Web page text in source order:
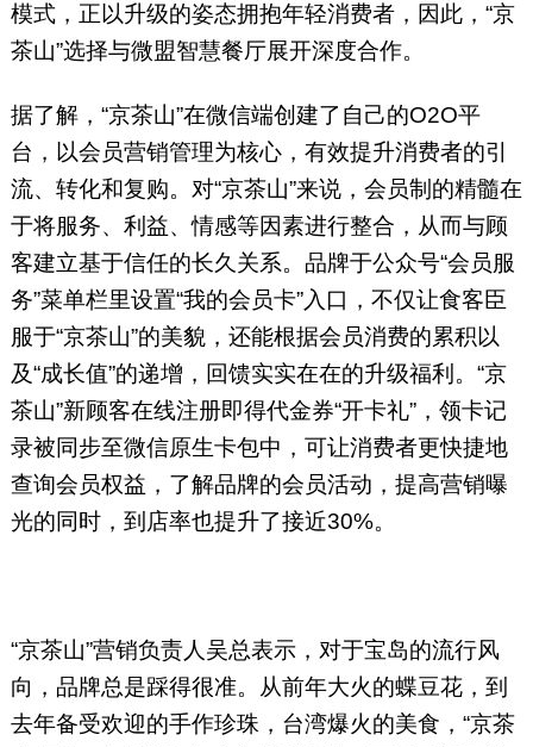
模式，正以升级的姿态拥抱年轻消费者，因此，“京
茶山”选择与微盟智慧餐厅展开深度合作。
据了解，“京茶山”在微信端创建了自己的O2O平
台，以会员营销管理为核心，有效提升消费者的引
流、转化和复购。对“京茶山”来说，会员制的精髓在
于将服务、利益、情感等因素进行整合，从而与顾
客建立基于信任的长久关系。品牌于公众号“会员服
务”菜单栏里设置“我的会员卡”入口，不仅让食客臣
服于“京茶山”的美貌，还能根据会员消费的累积以
及“成长值”的递增，回馈实实在在的升级福利。“京
茶山”新顾客在线注册即得代金券“开卡礼”，领卡记
录被同步至微信原生卡包中，可让消费者更快捷地
查询会员权益，了解品牌的会员活动，提高营销曝
光的同时，到店率也提升了接近30%。
“京茶山”营销负责人吴总表示，对于宝岛的流行风
向，品牌总是踩得很准。从前年大火的蝶豆花，到
去年备受欢迎的手作珍珠，台湾爆火的美食，“京茶